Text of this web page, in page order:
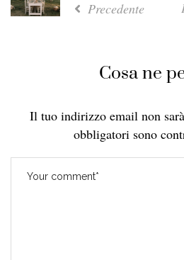
Precedente
Cosa ne
Il tuo indirizzo email non
obbligatori sono